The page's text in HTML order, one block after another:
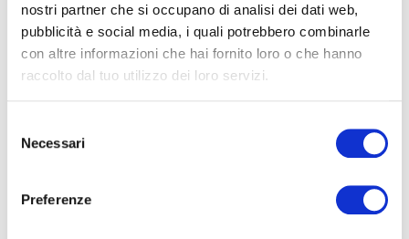
nostri partner che si occupano di analisi dei dati web,
pubblicità e social media, i quali potrebbero combinarle
con altre informazioni che hai fornito loro o che hanno
raccolto dal tuo utilizzo dei loro servizi.
delNecessari
Preferenze